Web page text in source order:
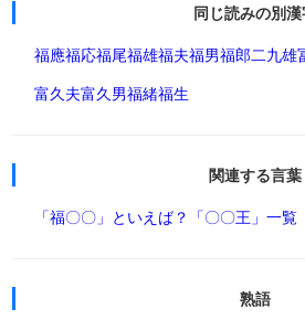
同じ読みの別
福應福応福尾福雄福夫福男福郎二九雄
富久夫富久男福緒福生
関連する言葉
「福〇〇」といえば？ 「〇〇王」一覧
熟語